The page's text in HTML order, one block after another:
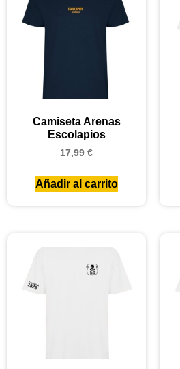
Camiseta Arenas
Escolapios
17,99 €
Añadir al carrito